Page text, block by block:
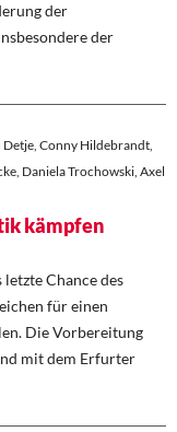
der
der
Conny Hildebrandt,
Daniela Trochowski, Axel
kämpfen
Chance des
für einen
Die Vorbereitung
mit dem Erfurter